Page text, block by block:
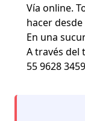
Vía online.
hacer
En una
A través del
55 9628 3459